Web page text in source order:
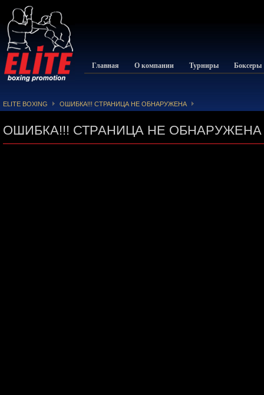
Главная О компании Турниры Боксеры
ELITE BOXING ОШИБКА!!! СТРАНИЦА НЕ ОБНАРУЖЕНА
ОШИБКА!!! СТРАНИЦА НЕ ОБНАРУЖЕНА